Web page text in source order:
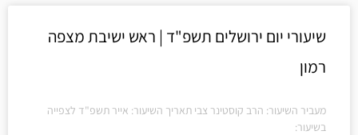
שיעורי יום ירושלים תשפ"ד | ראש ישיבת מצפה
רמון
מעביר השיעור: הרב קוסטינר צבי תאריך השיעור: אייר תשפ"ד לצפייה
בשיעור: